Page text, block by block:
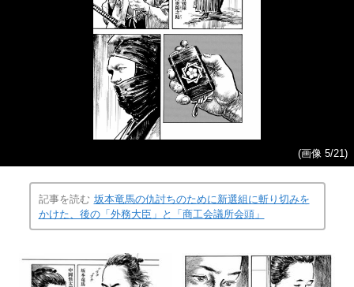
(画像 5/21)
記事を読む 坂本竜馬の仇討ちのために新選組に斬り切みを
かけた、後の「外務大臣」と「商工会議所会頭」